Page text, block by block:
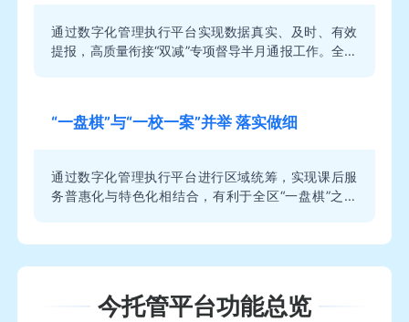
通过数字化管理执行平台实现数据真实、及时、有效
提报，高质量衔接“双减”专项督导半月通报工作。全面
理和评价改革。
“一盘棋”与“一校一案”并举 落实做细
通过数字化管理执行平台进行区域统筹，实现课后服
务普惠化与特色化相结合，有利于全区“一盘棋”之下
今托管平台功能总览